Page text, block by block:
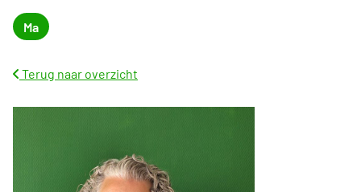
Maandag
Ma
Terug naar overzicht